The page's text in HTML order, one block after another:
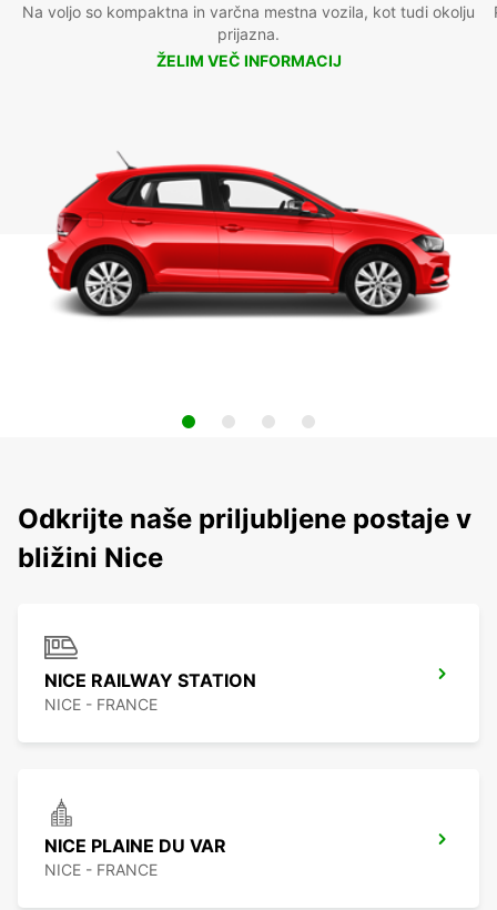
Na voljo so kompaktna in varčna mestna vozila, kot tudi okolju
prijazna.
ŽELIM VEČ INFORMACIJ
Odkrijte naše priljubljene postaje v
bližini Nice
NICE RAILWAY STATION
NICE - FRANCE
NICE PLAINE DU VAR
NICE - FRANCE